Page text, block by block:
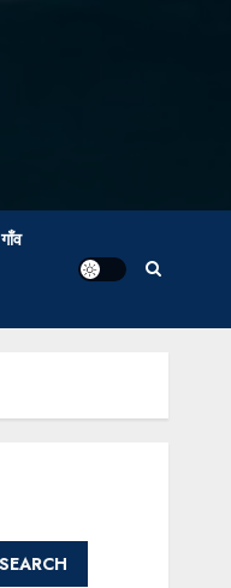
SEARCH